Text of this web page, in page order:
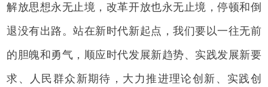
解放思想永无止境，改革开放也永无止境，停顿和倒
退没有出路。站在新时代新起点，我们要以一往无前
的胆魄和勇气，顺应时代发展新趋势、实践发展新要
求、人民群众新期待，大力推进理论创新、实践创